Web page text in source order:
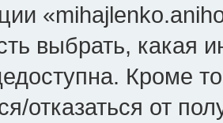
выбрать, какая
Кроме
отказаться от